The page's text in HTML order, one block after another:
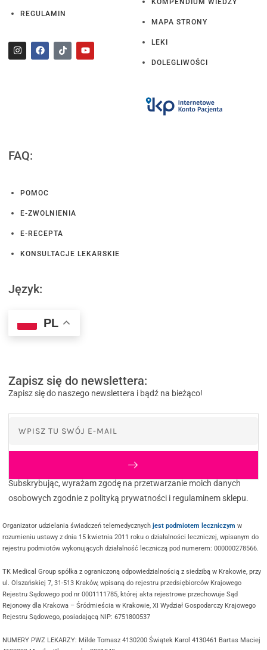
REGULAMIN
MAPA STRONY
LEKI
DOLEGLIWOŚCI
FAQ:
POMOC
E-ZWOLNIENIA
E-RECEPTA
KONSULTACJE LEKARSKIE
Język:
PL
Zapisz się do newslettera:
Zapisz się do naszego newslettera i bądź na bieżąco!
Subskrybując, wyrażam zgodę na przetwarzanie moich danych
osobowych zgodnie z polityką prywatności i regulaminem sklepu.
Organizator udzielania świadczeń telemedycznychjest podmiotem leczniczym w
rozumieniu ustawy z dnia 15 kwietnia 2011 roku o działalności leczniczej, wpisanym do
rejestru podmiotów wykonujących działalność leczniczą pod numerem: 000000278566.
TK Medical Group spółka z ograniczoną odpowiedzialnością z siedzibą w Krakowie, przy
ul. Olszańskiej 7, 31-513 Kraków, wpisaną do rejestru przedsiębiorców Krajowego
Rejestru Sądowego pod nr 0001111785, której akta rejestrowe przechowuje Sąd
Rejonowy dla Krakowa – Śródmieścia w Krakowie, XI Wydział Gospodarczy Krajowego
Rejestru Sądowego, posiadającą NIP: 6751800537
NUMERY PWZ LEKARZY: Milde Tomasz 4130200 Świątek Karol 4130461 Bartas Maciej